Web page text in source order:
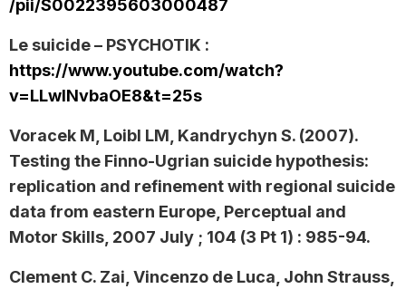
/pii/S0022395603000487
Le suicide – PSYCHOTIK :
https://www.youtube.com/watch?
v=LLwINvbaOE8&t=25s
Voracek M, Loibl LM, Kandrychyn S. (2007).
Testing the Finno-Ugrian suicide hypothesis:
replication and refinement with regional suicide
data from eastern Europe, Perceptual and
Motor Skills, 2007 July ; 104 (3 Pt 1) : 985-94.
Clement C. Zai, Vincenzo de Luca, John Strauss,